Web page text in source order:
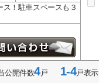
！駐車スペースも３
公開件数4戸 1-4戸表示